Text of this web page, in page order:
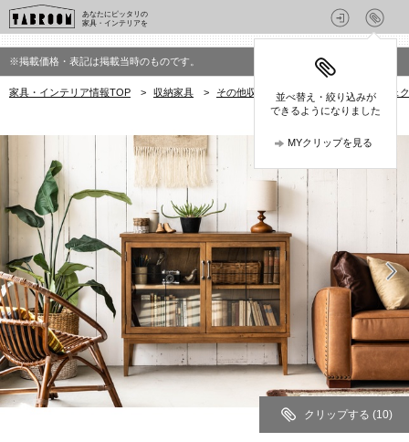
あなたにピッタリの
家具・インテリアを
並べ替え・絞り込みが
できるようになりました
MYクリップを見る
※掲載価格・表記は掲載当時のものです。
家具・インテリア情報TOP > 収納家具 > その他収納家具 > クラッシュプロジェ
クリップする (10)